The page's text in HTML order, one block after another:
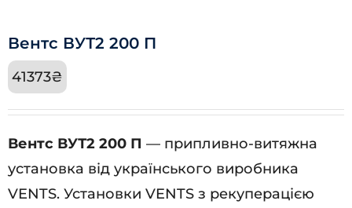
Вентс ВУТ2 200 П
41373₴
Вентс ВУТ2 200 П — припливно-витяжна
установка від українського виробника
VENTS. Установки VENTS з рекуперацією